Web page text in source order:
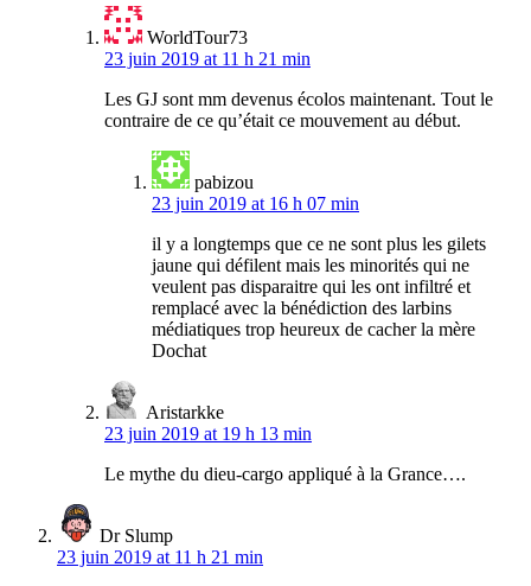
WorldTour73
23 juin 2019 at 11 h 21 min
Les GJ sont mm devenus écolos maintenant. Tout le
contraire de ce qu’était ce mouvement au début.
pabizou
23 juin 2019 at 16 h 07 min
il y a longtemps que ce ne sont plus les gilets
jaune qui défilent mais les minorités qui ne
veulent pas disparaitre qui les ont infiltré et
remplacé avec la bénédiction des larbins
médiatiques trop heureux de cacher la mère
Dochat
Aristarkke
23 juin 2019 at 19 h 13 min
Le mythe du dieu-cargo appliqué à la Grance….
Dr Slump
23 juin 2019 at 11 h 21 min